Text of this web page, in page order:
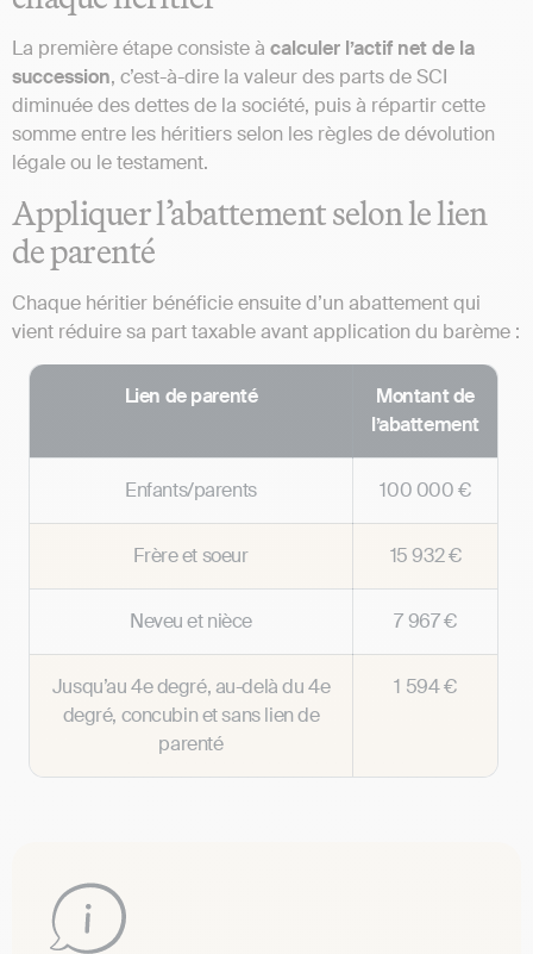
La première étape consiste à calculer l’actif net de la
succession, c’est-à-dire la valeur des parts de SCI
diminuée des dettes de la société, puis à répartir cette
somme entre les héritiers selon les règles de dévolution
légale ou le testament.
Appliquer l’abattement selon le lien
de parenté
Chaque héritier bénéficie ensuite d’un abattement qui
vient réduire sa part taxable avant application du barème :
Lien de parenté
Montant de
l’abattement
Enfants/parents 100 000 €
Frère et soeur 15 932 €
Neveu et nièce 7 967 €
Jusqu’au 4e degré, au-delà du 4e
degré, concubin et sans lien de
parenté
1 594 €